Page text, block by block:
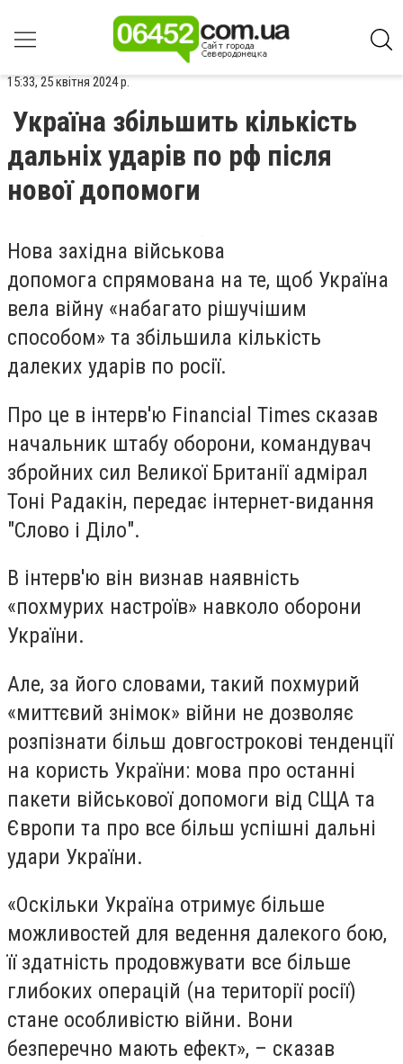
15:33, 25 квітня 2024 р.
Україна збільшить кількість
дальніх ударів по рф після
нової допомоги
Нова західна військова
допомога спрямована на те, щоб Україна
вела війну «набагато рішучішим
способом» та збільшила кількість
далеких ударів по росії.
Про це в інтерв'ю Financial Times сказав
начальник штабу оборони, командувач
збройних сил Великої Британії адмірал
Тоні Радакін, передає інтернет-видання
"Слово і Діло".
В інтерв'ю він визнав наявність
«похмурих настроїв» навколо оборони
України.
Але, за його словами, такий похмурий
«миттєвий знімок» війни не дозволяє
розпізнати більш довгострокові тенденції
на користь України: мова про останні
пакети військової допомоги від СЩА та
Європи та про все більш успішні дальні
удари України.
«Оскільки Україна отримує більше
можливостей для ведення далекого бою,
її здатність продовжувати все більше
глибоких операцій (на території росії)
стане особливістю війни. Вони
безперечно мають ефект», – сказав